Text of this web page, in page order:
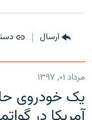
ارسال
مرداد ۰۱, ۱۳۹۷
یک خودروی